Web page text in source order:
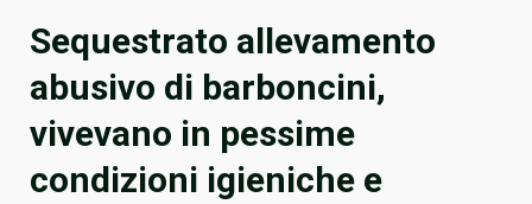
Sequestrato allevamento
abusivo di barboncini,
vivevano in pessime
condizioni igieniche e